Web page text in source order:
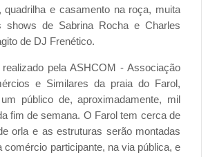
quadrilha e casamento na roça, muita
shows de Sabrina Rocha e Charles
de DJ Frenético.
pela ASHCOM - Associação
e Similares da praia do Farol,
público de, aproximadamente, mil
fim de semana. O Farol tem cerca de
orla e as estruturas serão montadas
comércio participante, na via pública, e